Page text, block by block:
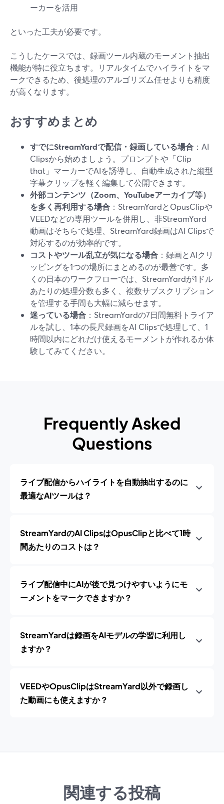
ーカーを活用
といった工夫が必要です。
こうしたケースでは、録画ツール内蔵のモーメント抽出
機能が特に役立ちます。リアルタイムでハイライトをマ
ークできるため、後処理のアルゴリズム任せよりも精度
が高くなります。
おすすめまとめ
すでにStreamYardで配信・録画している場合 ：AI
Clipsから始めましょう。プロンプトや「Clip
that」マーカーでAIを誘導し、自動生成された縦型
字幕クリップを軽く編集して公開できます。
外部コンテンツ（Zoom、YouTubeアーカイブ等）
を多く再利用する場合 ：StreamYardとOpusClipや
VEEDなどの専用ツールを併用し、非StreamYard
動画はそちらで処理、StreamYard録画はAI Clipsで
対応するのが効率的です。
コストやツール乱立が気になる場合 ：録画とAIクリ
ッピングを1つの場所にまとめるのが最善です。多
くの日本のワークフローでは、StreamYardが1ドル
あたりの処理分数も多く、複数サブスクリプション
を管理する手間も大幅に減らせます。
迷っている場合 ：StreamYardの7日間無料トライア
ルを試し、1本の長尺録画をAI Clipsで処理して、1
時間以内にどれだけ使えるモーメントが作れるか体
験してみてください。
Frequently Asked
Questions
ライブ配信からハイライトを自動抽出するのに
最適なAIツールは？
StreamYardのAI ClipsはOpusClipと比べて1時
間あたりのコストは？
ライブ配信中にAIが後で見つけやすいようにモ
ーメントをマークできますか？
StreamYardは録画をAIモデルの学習に利用し
ますか？
VEEDやOpusClipはStreamYard以外で録画し
た動画にも使えますか？
関連する投稿